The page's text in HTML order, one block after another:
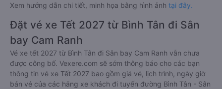
Xem hướng dẫn chi tiết, minh họa bằng hình ảnh tại đây.
Đặt vé xe Tết 2027 từ Bình Tân đi Sân
bay Cam Ranh
Vé xe tết 2027 từ Bình Tân đi Sân bay Cam Ranh vẫn chưa
được công bố. Vexere.com sẽ sớm thông báo cho các bạn
thông tin vé xe Tết 2027 bao gồm giá vé, lịch trình, ngày giờ
bán vé của các hãng xe khách đi tuyến đường Bình Tân - Sân